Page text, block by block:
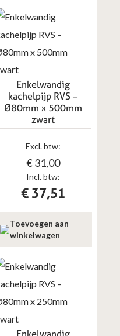
Enkelwandig
kachelpijp RVS –
Ø80mm x 500mm
zwart
Incl. btw:
€37,51
Excl. btw:
€31,00
Toevoegen aan
winkelwagen
Enkelwandig